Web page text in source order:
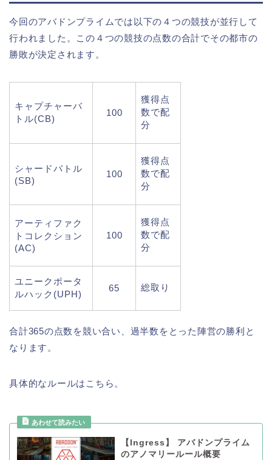
今回のアバドンプライムでは以下の４つの競技が並行して
行われました。この４つの競技の点数の合計でその都市の
勝敗が決定されます。
キャプチャーバ
トル(CB)
100
獲得点
数で配
分
シャードバトル
(SB)
100
獲得点
数で配
分
アーティファク
トコレクション
(AC)
100
獲得点
数で配
分
ユニークポータ
ルハック(UPH)
65 総取り
合計365の点数を競い合い、過半数をとった陣営の勝利と
なります。
具体的なルールはこちら。
【Ingress】 アバドンプライム
のアノマリールール概要